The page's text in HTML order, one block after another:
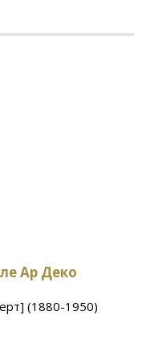
Ар Деко
(1880-1950)